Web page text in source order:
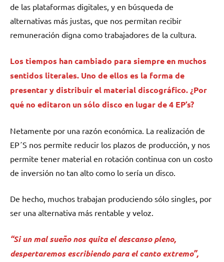
de las plataformas digitales, y en búsqueda de
alternativas más justas, que nos permitan recibir
remuneración digna como trabajadores de la cultura.
Los tiempos han cambiado para siempre en muchos
sentidos literales. Uno de ellos es la forma de
presentar y distribuir el material discográfico. ¿Por
qué no editaron un sólo disco en lugar de 4 EP’s?
Netamente por una razón económica. La realización de
EP´S nos permite reducir los plazos de producción, y nos
permite tener material en rotación continua con un costo
de inversión no tan alto como lo sería un disco.
De hecho, muchos trabajan produciendo sólo singles, por
ser una alternativa más rentable y veloz.
“Si un mal sueño nos quita el descanso pleno,
despertaremos escribiendo para el canto extremo”,